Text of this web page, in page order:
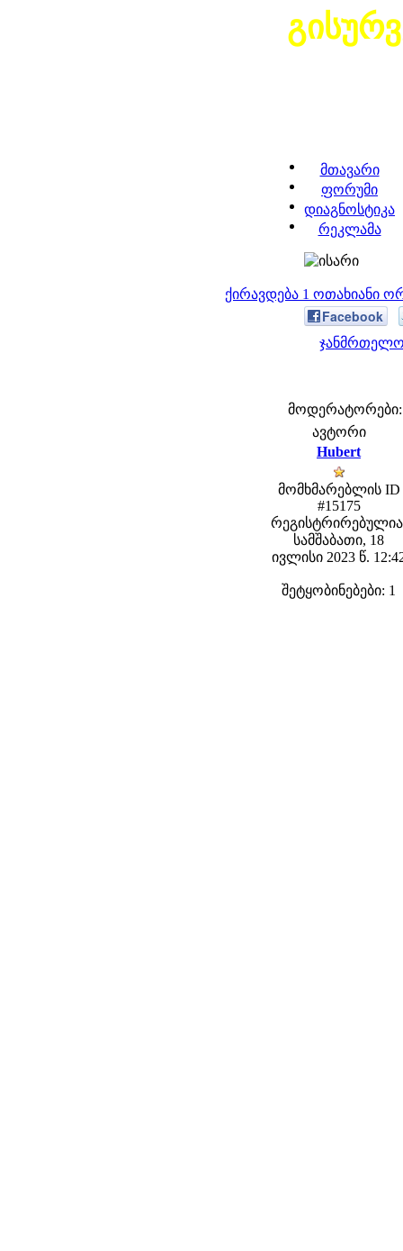
მთავარი
ფორუმი
დიაგნოსტიკა
რეკლამა
ქირავდება 1 ოთახიანი
Facebook
მოდერატორები:
ავტორი
Hubert
მომხმარებლის ID
#15175
სამშაბათი, 18
ივლისი 2023 წ.
შეტყობინებები: 1